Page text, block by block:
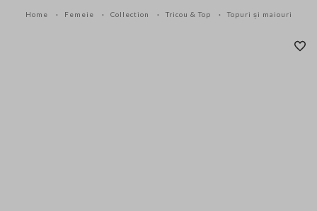
Home Femeie Collection Tricou & Top Topuri și maiouri